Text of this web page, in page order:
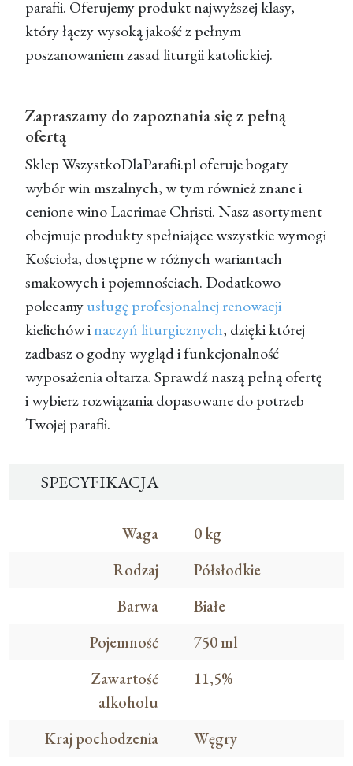
parafii. Oferujemy produkt najwyższej klasy,
który łączy wysoką jakość z pełnym
poszanowaniem zasad liturgii katolickiej.
Zapraszamy do zapoznania się z pełną
ofertą
Sklep WszystkoDlaParafii.ploferuje bogaty
wybór win mszalnych, w tym również znane i
cenionewino Lacrimae Christi. Nasz asortyment
obejmuje produkty spełniające wszystkie wymogi
Kościoła, dostępne w różnych wariantach
smakowych i pojemnościach. Dodatkowo
polecamyusługę profesjonalnej renowacji
kielichów inaczyń liturgicznych, dzięki której
zadbasz o godny wygląd i funkcjonalność
wyposażenia ołtarza. Sprawdź naszą pełną ofertę
i wybierz rozwiązania dopasowane do potrzeb
Twojej parafii.
SPECYFIKACJA
Waga
0 kg
Rodzaj
Półsłodkie
Barwa
Białe
Pojemność
750 ml
Zawartość
alkoholu
11,5%
Kraj pochodzenia Węgry